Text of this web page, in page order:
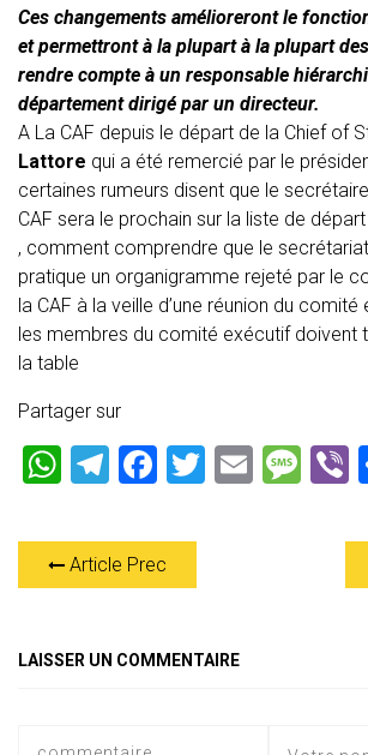
Ces changements amélioreront le
et permettront à la plupart à la plupart
rendre compte à un responsable
département dirigé par un directeur.
A La CAF depuis le départ de la Chief of
Lattore qui a été remercié par le
certaines rumeurs disent que le
CAF sera le prochain sur la liste de départ
, comment comprendre que le
pratique un organigramme rejeté par le
la CAF à la veille d’une réunion du comité
les membres du comité exécutif doivent
la table
Partager sur
W
at
s
p
T
e
gr
m
F
ce
b
ok
T
E
M
Article Prec
LAISSER UN COMMENTAIRE